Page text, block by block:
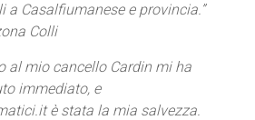
a Casalfiumanese e provincia.”
Colli
al mio cancello Cardin mi ha
immediato, e
è stata la mia salvezza.